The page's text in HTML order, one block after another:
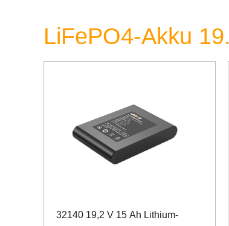
LiFePO4-Akku
32140 19,2 V 15 Ah Lithium-